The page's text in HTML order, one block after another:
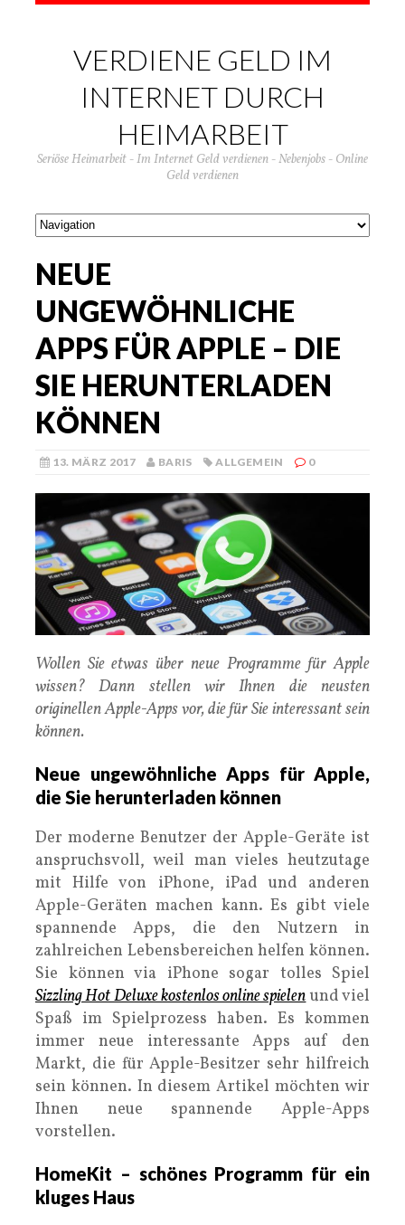
VERDIENE GELD IM
INTERNET DURCH
HEIMARBEIT
Seriöse Heimarbeit - Im Internet Geld verdienen - Nebenjobs - Online
Geld verdienen
NEUE
UNGEWÖHNLICHE
APPS FÜR APPLE – DIE
SIE HERUNTERLADEN
KÖNNEN
13. MÄRZ 2017 BARIS ALLGEMEIN 0
Wollen Sie etwas über neue Programme für Apple
wissen? Dann stellen wir Ihnen die neusten
originellen Apple-Apps vor, die für Sie interessant sein
können.
Neue ungewöhnliche Apps für Apple,
die Sie herunterladen können
Der moderne Benutzer der Apple-Geräte ist
anspruchsvoll, weil man vieles heutzutage
mit Hilfe von iPhone, iPad und anderen
Apple-Geräten machen kann. Es gibt viele
spannende Apps, die den Nutzern in
zahlreichen Lebensbereichen helfen können.
Sie können via iPhone sogar tolles Spiel
Sizzling Hot Deluxe kostenlos online spielenund viel
Spaß im Spielprozess haben. Es kommen
immer neue interessante Apps auf den
Markt, die für Apple-Besitzer sehr hilfreich
sein können. In diesem Artikel möchten wir
Ihnen neue spannende Apple-Apps
vorstellen.
HomeKit – schönes Programm für ein
kluges Haus